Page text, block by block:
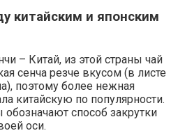
китайским и японским
– Китай, из этой страны чай
сенча резче вкусом (в листе
поэтому более нежная
китайскую по популярности.
способ закрутки
оси.